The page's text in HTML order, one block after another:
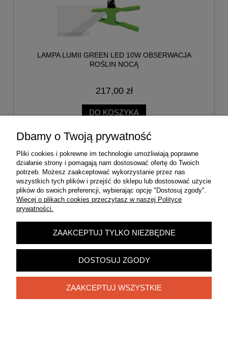
LAMPA LUMII GREEN LED 10W OBSERWACJA
ROŚLIN NOCĄ
217,00 zł
DO KOSZYKA
ŁĄCZNIK NA KOŁNIERZ FI100MM
Dbamy o Twoją prywatność
Pliki cookies i pokrewne im technologie umożliwiają poprawne
działanie strony i pomagają nam dostosować ofertę do Twoich
potrzeb. Możesz zaakceptować wykorzystanie przez nas
wszystkich tych plików i przejść do sklepu lub dostosować użycie
plików do swoich preferencji, wybierając opcję "Dostosuj zgody".
Więcej o plikach cookies przeczytasz w naszej Polityce
prywatności.
ZAAKCEPTUJ TYLKO NIEZBĘDNE
DOSTOSUJ ZGODY
ZAAKCEPTUJ WSZYSTKIE